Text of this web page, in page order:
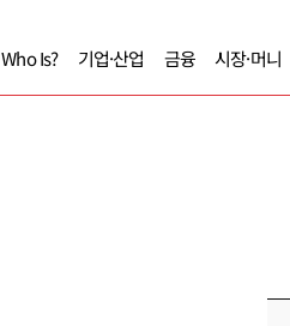
Who Is? 기업·산업 금융 시장·머니